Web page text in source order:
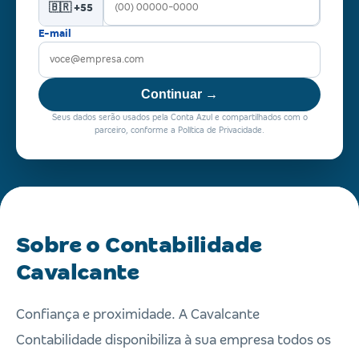
🇧🇷 +55
E-mail
Continuar →
Seus dados serão usados pela Conta Azul e compartilhados com o
parceiro, conforme a Política de Privacidade.
Sobre o Contabilidade
Cavalcante
Confiança e proximidade. A Cavalcante
Contabilidade disponibiliza à sua empresa todos os